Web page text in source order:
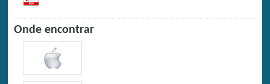
Onde encontrar